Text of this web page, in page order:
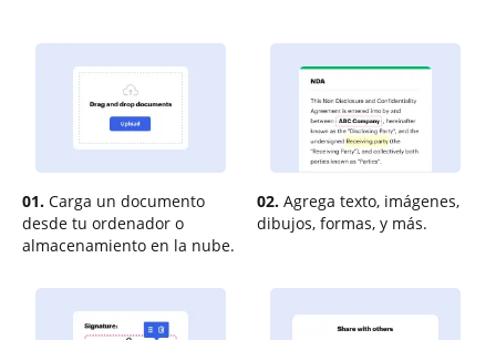
01. Carga un documento
desde tu ordenador o
almacenamiento en la nube.
02. Agrega texto, imágenes,
dibujos, formas, y más.